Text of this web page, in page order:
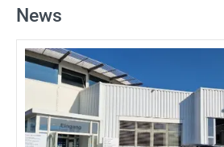
News